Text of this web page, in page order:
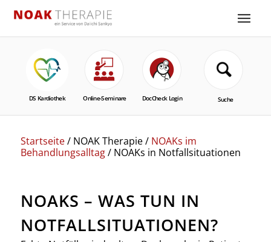
Startseite/ NOAK Therapie / NOAKs im
Behandlungsalltag/ NOAKs in Notfallsituationen
NOAKS – WAS TUN IN
NOTFALLSITUATIONEN?